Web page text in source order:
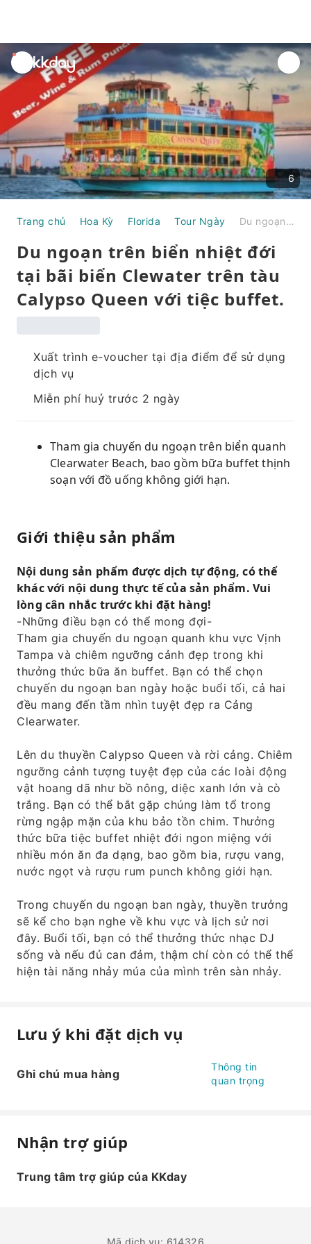
unread
notifications
6
Trang chủ Hoa Kỳ Florida Tour Ngày Du ngoạn trên biển nhiệt đới tại bãi biển Clewater trên tàu Calypso Queen với tiệc buffet.
Du ngoạn trên biển nhiệt đới
tại bãi biển Clewater trên tàu
Calypso Queen với tiệc buffet.
Xuất trình e-voucher tại địa điểm để sử dụng
dịch vụ
Miễn phí huỷ trước 2 ngày
Tham gia chuyến du ngoạn trên biển quanh
Clearwater Beach, bao gồm bữa buffet thịnh
soạn với đồ uống không giới hạn.
Giới thiệu sản phẩm
Nội dung sản phẩm được dịch tự động, có thể
khác với nội dung thực tế của sản phẩm. Vui
lòng cân nhắc trước khi đặt hàng!
-Những điều bạn có thể mong đợi-
Tham gia chuyến du ngoạn quanh khu vực Vịnh
Tampa và chiêm ngưỡng cảnh đẹp trong khi
thưởng thức bữa ăn buffet. Bạn có thể chọn
chuyến du ngoạn ban ngày hoặc buổi tối, cả hai
đều mang đến tầm nhìn tuyệt đẹp ra Cảng
Clearwater.
Lên du thuyền Calypso Queen và rời cảng. Chiêm
ngưỡng cảnh tượng tuyệt đẹp của các loài động
vật hoang dã như bồ nông, diệc xanh lớn và cò
trắng. Bạn có thể bắt gặp chúng làm tổ trong
rừng ngập mặn của khu bảo tồn chim. Thưởng
thức bữa tiệc buffet nhiệt đới ngon miệng với
nhiều món ăn đa dạng, bao gồm bia, rượu vang,
nước ngọt và rượu rum punch không giới hạn.
Trong chuyến du ngoạn ban ngày, thuyền trưởng
sẽ kể cho bạn nghe về khu vực và lịch sử nơi
đây. Buổi tối, bạn có thể thưởng thức nhạc DJ
sống và nếu đủ can đảm, thậm chí còn có thể thể
hiện tài năng nhảy múa của mình trên sàn nhảy.
Lưu ý khi đặt dịch vụ
Ghi chú mua hàng
Thông tin
quan trọng
Nhận trợ giúp
Trung tâm trợ giúp của KKday
Mã dịch vụ: 614326